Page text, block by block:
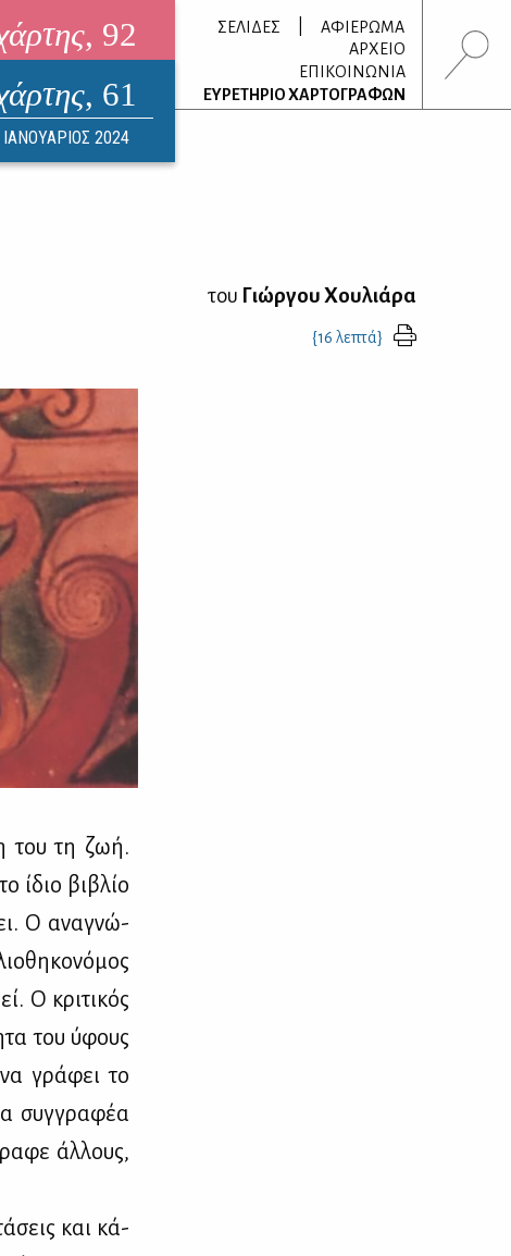
, 92
περιοδικό
2026
, 61
ΙΑΝΟΥΑΡΙΟΣ 2024
ΣΕΛΙΔΕΣ
ΑΦΙΕΡΩΜΑ
ΑΡΧΕΙΟ
ΕΠΙΚΟΙΝΩΝΙΑ
ΕΥΡΕΤΗΡΙΟ ΧΑΡΤΟΓΡΑΦΩΝ
του Γιώργου Χουλιάρα
{16 λεπτά}
του τη ζωή.
ίδιο βι­βλίο
Ο ανα­γνώ­
Ο κρι­τι­κός
του ύφους
γρά­φει το
συγ­γρα­φέα
άλ­λους,
και κά­